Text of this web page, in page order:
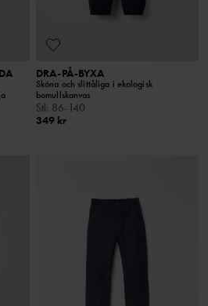
DRA-PÅ-BYXA
Sköna och slittåliga i ekologisk
bomullskanvas
Stl : 86-140
349 kr